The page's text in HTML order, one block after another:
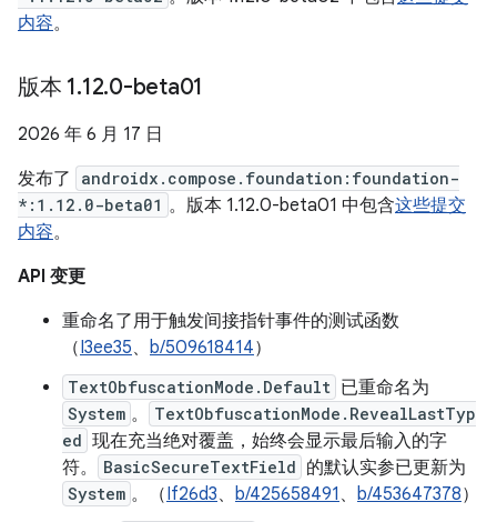
内容。
版本 1.12.0-beta01
2026 年 6 月 17 日
发布了
androidx.compose.foundation:foundation-
*:1.12.0-beta01 。版本 1.12.0-beta01 中包含这些提交
内容。
API 变更
重命名了用于触发间接指针事件的测试函数
（I3ee35、 b/509618414）
TextObfuscationMode.Default 已重命名为
System 。
TextObfuscationMode.RevealLastTyp
ed 现在充当绝对覆盖，始终会显示最后输入的字
符。
BasicSecureTextField 的默认实参已更新为
System 。（If26d3、 b/425658491 、 b/453647378）